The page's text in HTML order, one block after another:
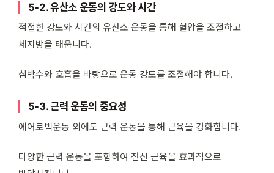
5-2. 유산소 운동의 강도와 시간
적절한 강도와 시간의 유산소 운동을 통해 혈압을 조절하고
체지방을 태웁니다.
심박수와 호흡을 바탕으로 운동 강도를 조절해야 합니다.
5-3. 근력 운동의 중요성
에어로빅운동 외에도 근력 운동을 통해 근육을 강화합니다.
다양한 근력 운동을 포함하여 전신 근육을 효과적으로